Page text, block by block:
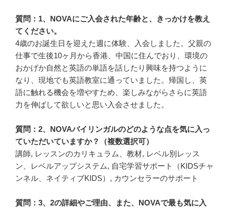
質問：1、NOVAにご入会された年齢と、きっかけを教え
てください。
4歳のお誕生日を迎えた週に体験、入会しました。父親の
仕事で生後10ヶ月から香港、中国に住んでおり、環境の
おかげか自然と英語の単語を話したり興味を持つように
なり、現地でも英語教室に通っていました。帰国し、英
語に触れる機会を増やすため、楽しみながらさらに英語
力を伸ばして欲しいと思い入会させました。
質問：2、NOVAバイリンガルのどのような点を気に入っ
ていただいていますか？（複数選択可）
講師, レッスンのカリキュラム、教材, レベル別レッス
ン、レベルアップシステム, 自宅学習サポート（KIDSチャ
ンネル、ネイティブKIDS）, カウンセラーのサポート
質問：3、2の詳細やご理由、また、NOVAで最も気に入